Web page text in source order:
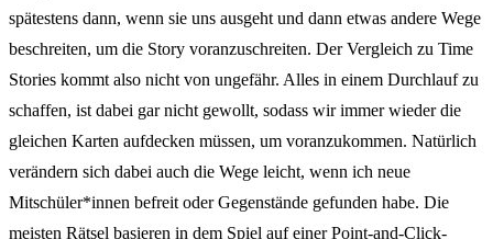
spätestens dann, wenn sie uns ausgeht und dann etwas andere Wege
beschreiten, um die Story voranzuschreiten. Der Vergleich zu Time
Stories kommt also nicht von ungefähr. Alles in einem Durchlauf zu
schaffen, ist dabei gar nicht gewollt, sodass wir immer wieder die
gleichen Karten aufdecken müssen, um voranzukommen. Natürlich
verändern sich dabei auch die Wege leicht, wenn ich neue
Mitschüler*innen befreit oder Gegenstände gefunden habe. Die
meisten Rätsel basieren in dem Spiel auf einer Point-and-Click-